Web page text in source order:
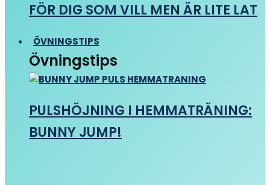
FÖR DIG SOM VILL MEN ÄR LITE LAT
ÖVNINGSTIPS
Övningstips
PULSHÖJNING I HEMMATRÄNING:
BUNNY JUMP!